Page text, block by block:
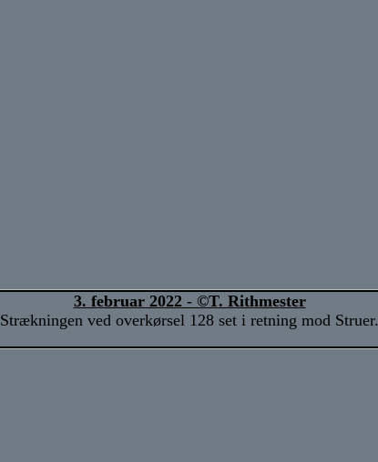
3. februar 2022 - ©T. Rithmester
Strækningen ved overkørsel 128 set i retning mod Struer.